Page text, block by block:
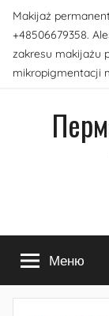
Перейти
содержимому
Makijaż
+48506679358.
zakresu makijażu
mikropigmentacji
Меню